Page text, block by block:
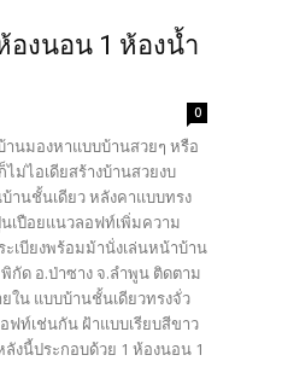
งนอน 1 ห้องน้ำ
0
นมองหาแบบบ้านสวยๆ หรือ
ม่ไอเดียสร้างบ้านสวยงบ
นชั้นเดียว หลังคาแบบทรง
เปือยแนวลอฟท์เพิ่มความ
เบียงพร้อมม้านั่งเล่นหน้าบ้าน
กัด อ.ป่าซาง จ.ลำพูน ติดตาม
ใน แบบบ้านชั้นเดียวทรงจั่ว
ท์เช่นกัน ฝ้าแบบเรียบสีขาว
งนี้ประกอบด้วย 1 ห้องนอน 1